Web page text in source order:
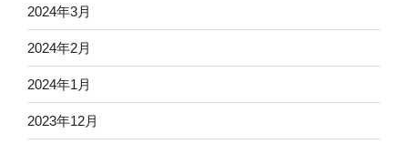
2024年3月
2024年2月
2024年1月
2023年12月